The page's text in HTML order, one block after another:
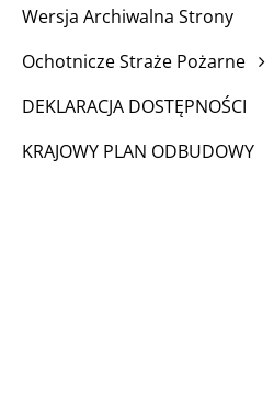
Wersja Archiwalna Strony
Ochotnicze Straże Pożarne
DEKLARACJA DOSTĘPNOŚCI
KRAJOWY PLAN ODBUDOWY